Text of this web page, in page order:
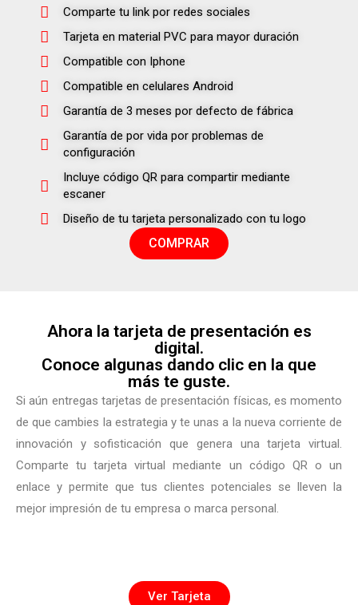
Comparte tu link por redes sociales
Tarjeta en material PVC para mayor duración
Compatible con Iphone
Compatible en celulares Android
Garantía de 3 meses por defecto de fábrica
Garantía de por vida por problemas de
configuración
Incluye código QR para compartir mediante
escaner
Diseño de tu tarjeta personalizado con tu logo
COMPRAR
Ahora la tarjeta de presentación es
digital.
Conoce algunas dando clic en la que
más te guste.
Si aún entregas tarjetas de presentación físicas, es momento
de que cambies la estrategia y te unas a la nueva corriente de
innovación y sofisticación que genera una tarjeta virtual.
Comparte tu tarjeta virtual mediante un código QR o un
enlace y permite que tus clientes potenciales se lleven la
mejor impresión de tu empresa o marca personal.
Ver Tarjeta